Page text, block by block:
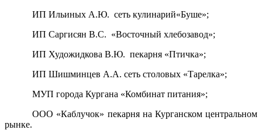
ИП Ильиных А.Ю. сеть кулинарий«Буше»;
ИП Саргисян В.С. «Восточный хлебозавод»;
ИП Художидкова В.Ю. пекарня «Птичка»;
ИП Шишминцев А.А. сеть столовых «Тарелка»;
МУП города Кургана «Комбинат питания»;
ООО «Каблучок» пекарня на Курганском центральном
рынке.